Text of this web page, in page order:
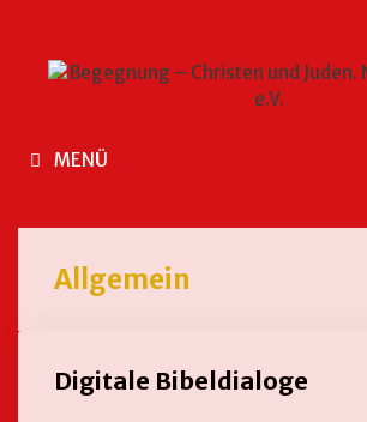
MENÜ
Allgemein
Digitale Bibeldialoge